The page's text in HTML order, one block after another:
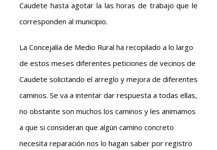
Caudete hasta agotar la las horas de trabajo que le
corresponden al municipio.
La Concejalía de Medio Rural ha recopilado a lo largo
de estos meses diferentes peticiones de vecinos de
Caudete solicitando el arreglo y mejora de diferentes
caminos. Se va a intentar dar respuesta a todas ellas,
no obstante son muchos los caminos y les animamos
a que si consideran que algún camino concreto
necesita reparación nos lo hagan saber por registro